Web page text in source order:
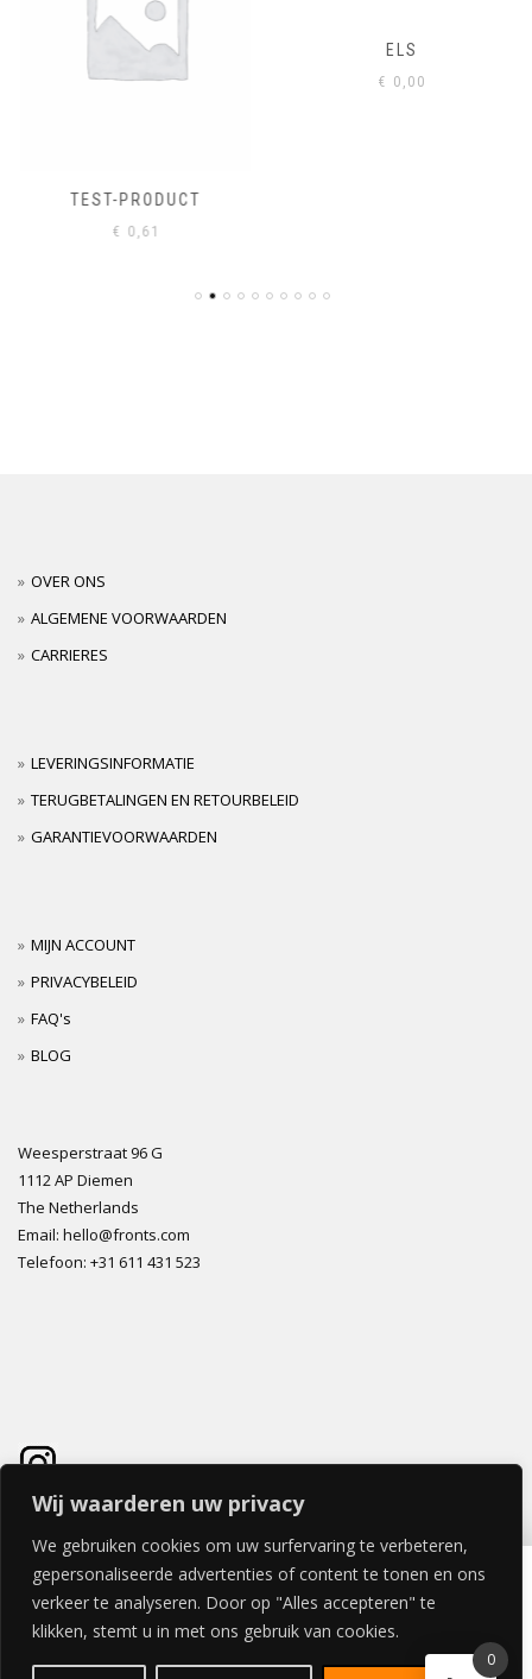
Wij waarderen uw privacy
We gebruiken cookies om uw surfervaring te verbeteren,
gepersonaliseerde advertenties of content te tonen en ons
verkeer te analyseren. Door op "Alles accepteren" te
klikken, stemt u in met ons gebruik van cookies.
TEST-PRODUCT
€0,61
ELS
€0,00
OVER ONS
ALGEMENE VOORWAARDEN
CARRIERES
LEVERINGSINFORMATIE
TERUGBETALINGEN EN RETOURBELEID
GARANTIEVOORWAARDEN
MIJN ACCOUNT
PRIVACYBELEID
FAQ's
BLOG
Weesperstraat 96 G
1112 AP Diemen
The Netherlands
Email: hello@fronts.com
Telefoon: +31 611 431 523
0
CIPRINO LADE 60x80cm
€164,56